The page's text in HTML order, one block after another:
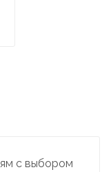
с выбором